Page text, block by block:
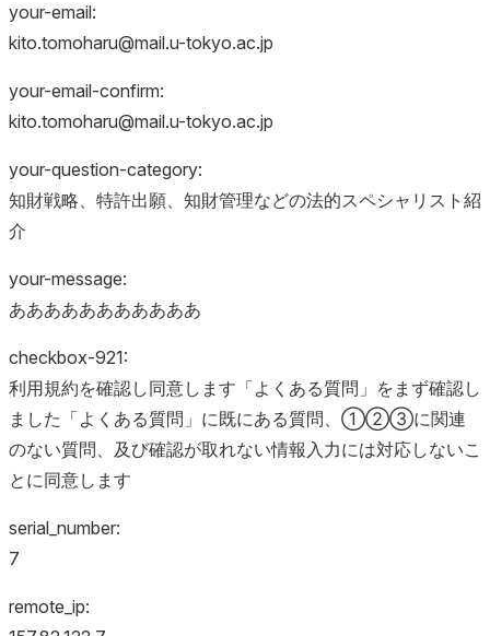
your-email:
kito.tomoharu@mail.u-tokyo.ac.jp
your-email-confirm:
kito.tomoharu@mail.u-tokyo.ac.jp
your-question-category:
知財戦略、特許出願、知財管理などの法的スペシャリスト紹
介
your-message:
あああああああああああ
checkbox-921:
利用規約を確認し同意します「よくある質問」をまず確認し
ました「よくある質問」に既にある質問、①②③に関連
のない質問、及び確認が取れない情報入力には対応しないこ
とに同意します
serial_number:
7
remote_ip: